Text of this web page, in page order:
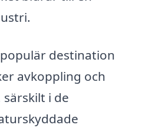
destination
avkoppling och
i de